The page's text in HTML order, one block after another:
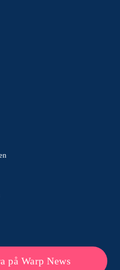
på Warp News